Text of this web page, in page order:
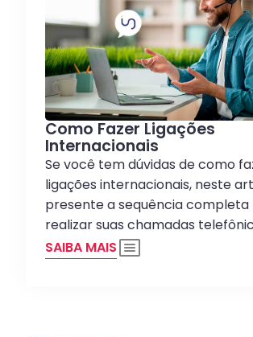
Como Fazer Ligações
Internacionais
Se você tem dúvidas de como
ligações internacionais, neste
presente a sequência
realizar suas chamadas
SAIBA MAIS